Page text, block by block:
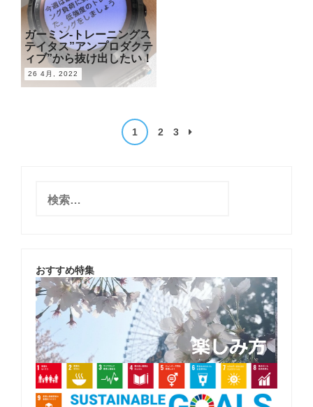
ガーミン-トレーニングス
テイタス”アンプロダクテ
ィブ”から抜け出したい！
26 4月, 2022
シ
ョ
ン
1 2 3
おすすめ特集